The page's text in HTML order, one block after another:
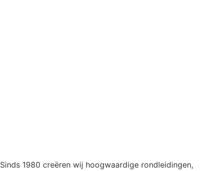
Sinds 1980 creëren wij hoogwaardige rondleidingen,